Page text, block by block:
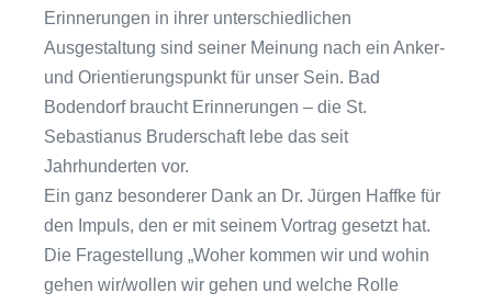
Erinnerungen in ihrer unterschiedlichen
Ausgestaltung sind seiner Meinung nach ein Anker-
und Orientierungspunkt für unser Sein. Bad
Bodendorf braucht Erinnerungen – die St.
Sebastianus Bruderschaft lebe das seit
Jahrhunderten vor.
Ein ganz besonderer Dank an Dr. Jürgen Haffke für
den Impuls, den er mit seinem Vortrag gesetzt hat.
Die Fragestellung „Woher kommen wir und wohin
gehen wir/wollen wir gehen und welche Rolle